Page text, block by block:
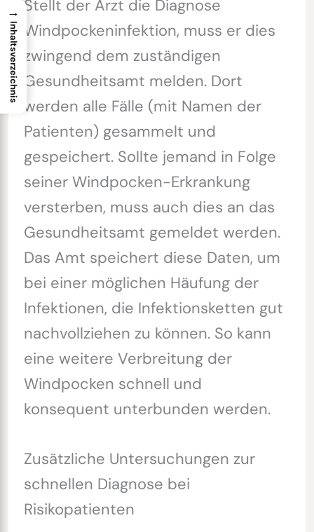
Stellt der Arzt die Diagnose
Windpockeninfektion, muss er dies
zwingend dem zuständigen
Gesundheitsamt melden. Dort
werden alle Fälle (mit Namen der
Patienten) gesammelt und
gespeichert. Sollte jemand in Folge
seiner Windpocken-Erkrankung
versterben, muss auch dies an das
Gesundheitsamt gemeldet werden.
Das Amt speichert diese Daten, um
bei einer möglichen Häufung der
Infektionen, die Infektionsketten gut
nachvollziehen zu können. So kann
eine weitere Verbreitung der
Windpocken schnell und
konsequent unterbunden werden.
Zusätzliche Untersuchungen zur
schnellen Diagnose bei
Risikopatienten
→
Inhaltsverzeichnis